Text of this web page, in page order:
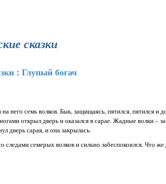
сказки
: Глупый богач
него семь волков. Бык, защищаясь, пятился, пятился и
открыл дверь и оказался в сарае. Жадные волки –
дверь сарая, и она закрылась.
семерых волков и сильно забеспокоился. Что